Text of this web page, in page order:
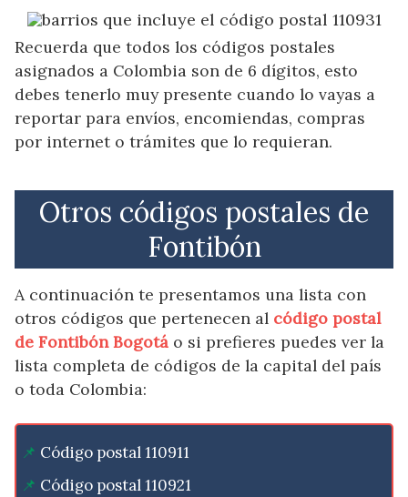
Recuerda que todos los códigos postales
asignados a Colombia son de 6 dígitos, esto
debes tenerlo muy presente cuando lo vayas a
reportar para envíos, encomiendas, compras
por internet o trámites que lo requieran.
Otros códigos postales de
Fontibón
A continuación te presentamos una lista con
otros códigos que pertenecen al código postal
de Fontibón Bogotá o si prefieres puedes ver la
lista completa de códigos de la capital del país
o toda Colombia:
Código postal 110911
Código postal 110921